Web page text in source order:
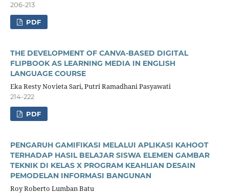
206-213
PDF
THE DEVELOPMENT OF CANVA-BASED DIGITAL
FLIPBOOK AS LEARNING MEDIA IN ENGLISH
LANGUAGE COURSE
Eka Resty Novieta Sari, Putri Ramadhani Pasyawati
214-222
PDF
PENGARUH GAMIFIKASI MELALUI APLIKASI KAHOOT
TERHADAP HASIL BELAJAR SISWA ELEMEN GAMBAR
TEKNIK DI KELAS X PROGRAM KEAHLIAN DESAIN
PEMODELAN INFORMASI BANGUNAN
Roy Roberto Lumban Batu